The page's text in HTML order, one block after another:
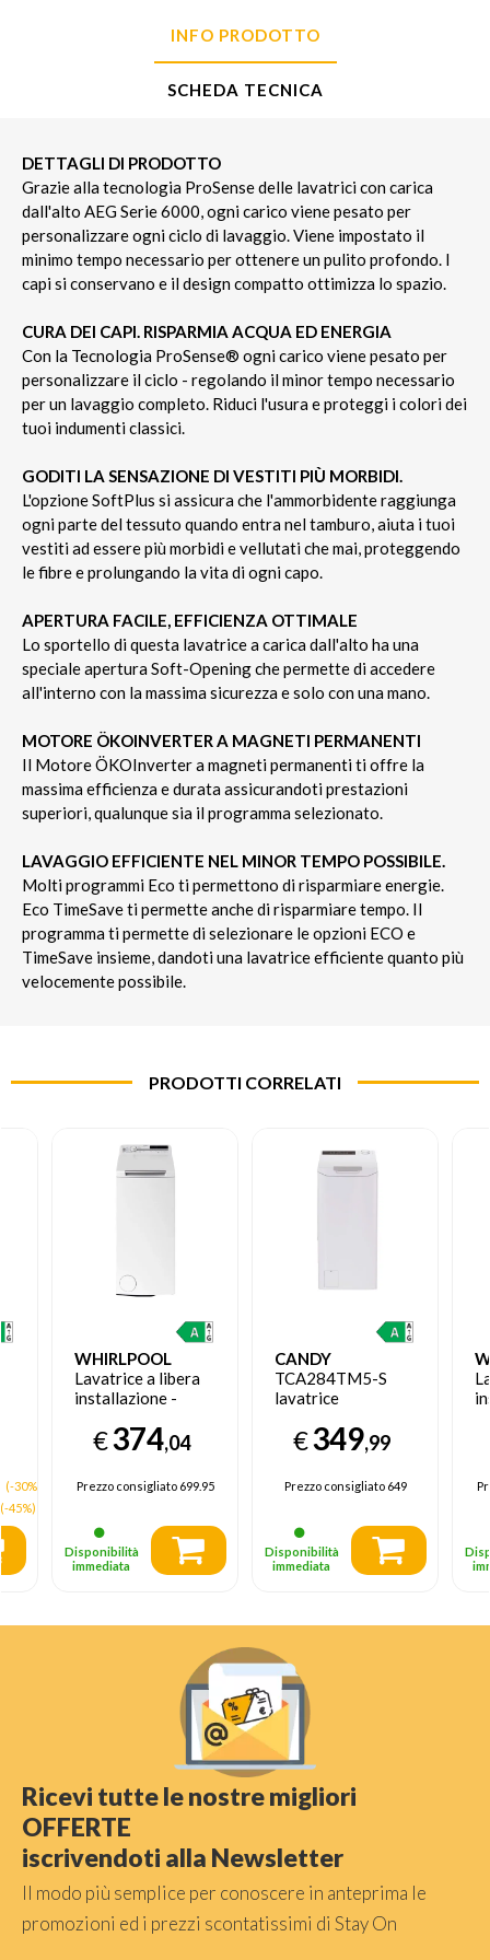
INFO PRODOTTO
SCHEDA TECNICA
DETTAGLI DI PRODOTTO
Grazie alla tecnologia ProSense delle lavatrici con carica
dall'alto AEG Serie 6000, ogni carico viene pesato per
personalizzare ogni ciclo di lavaggio. Viene impostato il
minimo tempo necessario per ottenere un pulito profondo. I
capi si conservano e il design compatto ottimizza lo spazio.
CURA DEI CAPI. RISPARMIA ACQUA ED ENERGIA
Con la Tecnologia ProSense® ogni carico viene pesato per
personalizzare il ciclo - regolando il minor tempo necessario
per un lavaggio completo. Riduci l'usura e proteggi i colori dei
tuoi indumenti classici.
GODITI LA SENSAZIONE DI VESTITI PIÙ MORBIDI.
L'opzione SoftPlus si assicura che l'ammorbidente raggiunga
ogni parte del tessuto quando entra nel tamburo, aiuta i tuoi
vestiti ad essere più morbidi e vellutati che mai, proteggendo
le fibre e prolungando la vita di ogni capo.
APERTURA FACILE, EFFICIENZA OTTIMALE
Lo sportello di questa lavatrice a carica dall'alto ha una
speciale apertura Soft-Opening che permette di accedere
all'interno con la massima sicurezza e solo con una mano.
MOTORE ÖKOINVERTER A MAGNETI PERMANENTI
Il Motore ÖKOInverter a magneti permanenti ti offre la
massima efficienza e durata assicurandoti prestazioni
superiori, qualunque sia il programma selezionato.
LAVAGGIO EFFICIENTE NEL MINOR TEMPO POSSIBILE.
Molti programmi Eco ti permettono di risparmiare energie.
Eco TimeSave ti permette anche di risparmiare tempo. Il
programma ti permette di selezionare le opzioni ECO e
TimeSave insieme, dandoti una lavatrice efficiente quanto più
velocemente possibile.
PRODOTTI CORRELATI
(-30%)
(-45%)
WHIRLPOOL
Lavatrice a libera
installazione -
€374,04
Prezzo consigliato699.95
Disponibilità
immediata
CANDY
TCA284TM5-S
lavatrice
dall'alto 8 kg 1200
Giri/min Bianco
€349,99
Prezzo consigliato649
Disponibilità
immediata
Ricevi tutte le nostre migliori
OFFERTE
iscrivendoti alla Newsletter
Il modo più semplice per conoscere in anteprima le
promozioni ed i prezzi scontatissimi di Stay On